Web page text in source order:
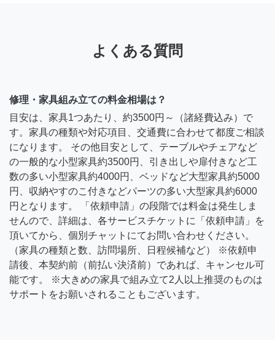
よくある質問
修理・家具組み立ての料金相場は？
目安は、家具1つあたり、約3500円～（諸経費込み）で
す。家具の種類や対応項目、交通費に合わせて都度ご相談
になります。 その他目安として、テーブルやチェアなど
の一般的な小型家具約3500円、引き出しや扉付きなど工
数の多い小型家具約4000円、ベッドなど大型家具約5000
円、収納やすのこ付きなどパーツの多い大型家具約6000
円となります。 「依頼申請」の段階では料金は発生しま
せんので、詳細は、各サービスチケットに「依頼申請」を
頂いてから、個別チャットにてお問い合わせください。
（家具の種類と数、訪問場所、日程候補など） ※依頼申
請後、本契約前（前払い決済前）であれば、キャンセル可
能です。 ※大きめの家具で組み立て2人以上推奨のものは
サポートをお願いされることもございます。